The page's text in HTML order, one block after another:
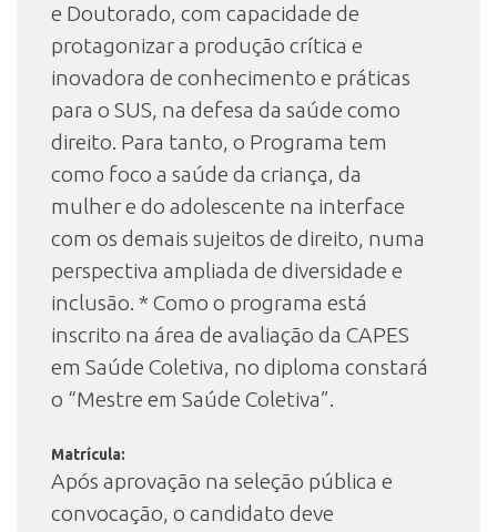
e Doutorado, com capacidade de
protagonizar a produção crítica e
inovadora de conhecimento e práticas
para o SUS, na defesa da saúde como
direito. Para tanto, o Programa tem
como foco a saúde da criança, da
mulher e do adolescente na interface
com os demais sujeitos de direito, numa
perspectiva ampliada de diversidade e
inclusão. * Como o programa está
inscrito na área de avaliação da CAPES
em Saúde Coletiva, no diploma constará
o “Mestre em Saúde Coletiva”.
Matrícula:
Após aprovação na seleção pública e
convocação, o candidato deve